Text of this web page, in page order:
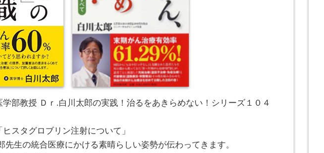
学部教授 Ｄｒ.白川太郎の実践！治るをあきらめない！シリーズ１０４
スタグロブリン注射について」
先生の統合医療にかける素晴らしい姿勢が伝わってきます。